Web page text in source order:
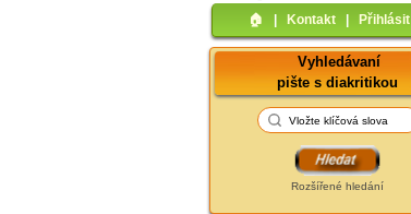
🏠︎ Kontakt Přihlásit
Vyhledávaní
pište s diakritikou
Rozšířené hledání